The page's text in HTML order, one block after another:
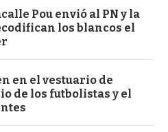
Pou envió al PN y la
los blancos el
en el vestuario de
de los futbolistas y el